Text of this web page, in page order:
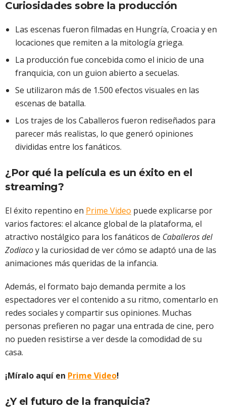
Curiosidades sobre la producción
Las escenas fueron filmadas en Hungría, Croacia y en
locaciones que remiten a la mitología griega.
La producción fue concebida como el inicio de una
franquicia, con un guion abierto a secuelas.
Se utilizaron más de 1.500 efectos visuales en las
escenas de batalla.
Los trajes de los Caballeros fueron rediseñados para
parecer más realistas, lo que generó opiniones
divididas entre los fanáticos.
¿Por qué la película es un éxito en el
streaming?
El éxito repentino en Prime Video puede explicarse por
varios factores: el alcance global de la plataforma, el
atractivo nostálgico para los fanáticos de Caballeros del
Zodiacoy la curiosidad de ver cómo se adaptó una de las
animaciones más queridas de la infancia.
Además, el formato bajo demanda permite a los
espectadores ver el contenido a su ritmo, comentarlo en
redes sociales y compartir sus opiniones. Muchas
personas prefieren no pagar una entrada de cine, pero
no pueden resistirse a ver desde la comodidad de su
casa.
¡Míralo aquí en Prime Video!
¿Y el futuro de la franquicia?